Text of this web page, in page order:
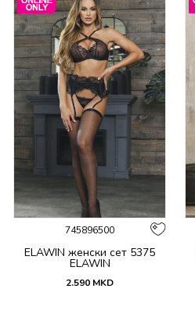
745896500
ELAWIN женски сет 5375
ELAWIN
2.590 MKD